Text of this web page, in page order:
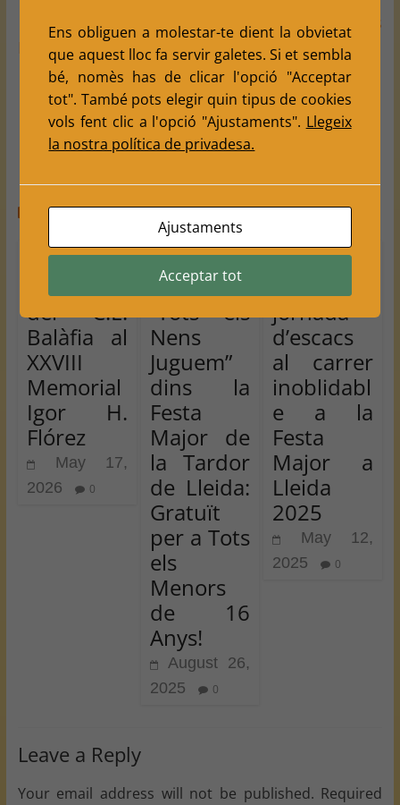
Cap de setmana actiu per al Club d’Escacs
Balàfia
Crònica del Torneig Social d’Estiu 2025
You May Also Like
Quatre
jugadors
del C.E.
Balàfia al
XXVIII
Memorial
Igor H.
Flórez
May 17,
2026
0
Torneig
d’Escacs
“Tots els
Nens
Juguem”
dins la
Festa
Major de
la Tardor
de Lleida:
Gratuït
per a Tots
els
Menors
de 16
Anys!
August 26,
2025
0
Crónica
jornada
d’escacs
al carrer
inoblidabl
e a la
Festa
Major a
Lleida
2025
May 12,
2025
0
Leave a Reply
Your email address will not be published. Required
Ens obliguen a molestar-te dient la obvietat
que aquest lloc fa servir galetes. Si et sembla
bé, nomès has de clicar l'opció "Acceptar
tot". També pots elegir quin tipus de cookies
vols fent clic a l'opció "Ajustaments". Llegeix
la nostra política de privadesa.
Ajustaments
Acceptar tot